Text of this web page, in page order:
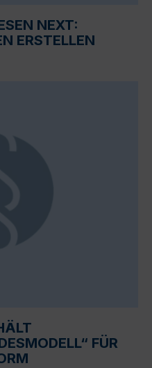
NEXT:
ERSTELLEN
FÜR